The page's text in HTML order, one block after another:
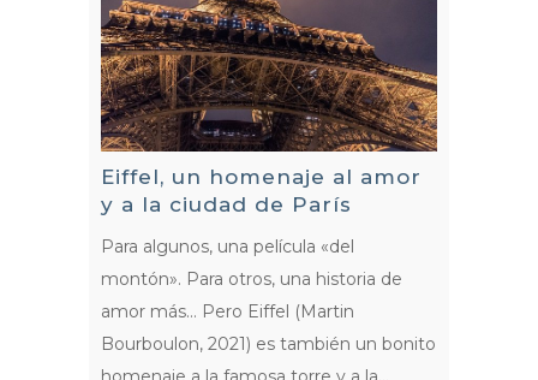
Eiffel, un homenaje al amor
y a la ciudad de París
Para algunos, una película «del
montón». Para otros, una historia de
amor más… Pero Eiffel (Martin
Bourboulon, 2021) es también un bonito